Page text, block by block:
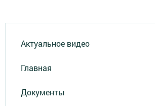
Актуальное видео
Главная
Документы